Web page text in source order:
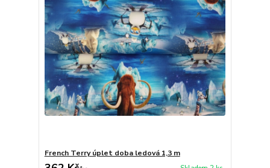
French Terry úplet doba ledová 1,3 m